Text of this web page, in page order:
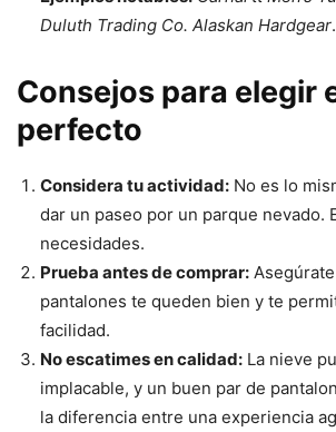
Duluth Trading Co. Alaskan Hardgear.
Consejos para elegir
perfecto
Considera tu actividad: No es lo
dar un paseo por un parque nevado.
necesidades.
Prueba antes de comprar:
pantalones te queden bien y te
facilidad.
No escatimes en calidad: La nieve
implacable, y un buen par de
la diferencia entre una experiencia